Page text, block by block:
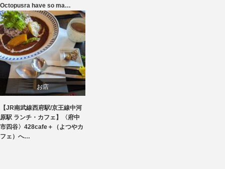
Octopusra have so ma…
お店
商品紹介
【JR南武線西府駅/京王線中河
原駅 ランチ・カフェ】〈府中
市四谷〉428cafe＋（よつやカ
フェ）へ…